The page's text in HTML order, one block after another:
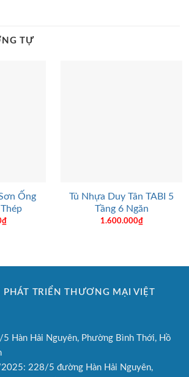
TỰ
Ống
₫
Tủ Nhựa Duy Tân TABI 5
Tầng 6 Ngăn
1.600.000₫
PHÁT TRIỂN THƯƠNG MẠI VIỆT
Hàn Hải Nguyên, Phường Bình Thới, Hồ
228/5 đường Hàn Hải Nguyên,